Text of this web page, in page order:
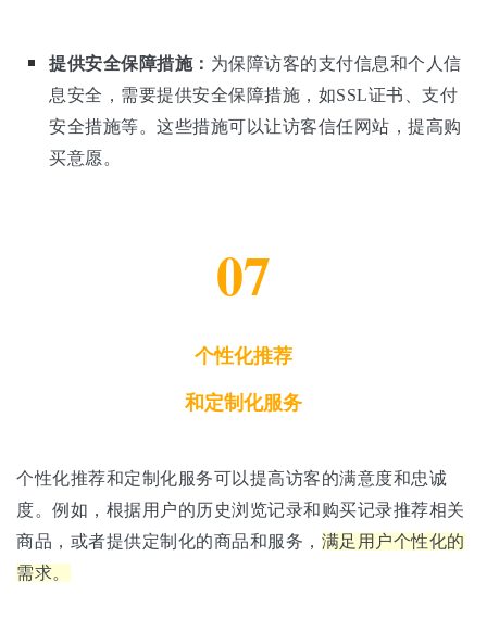
提供安全保障措施： 为保障访客的支付信息和个人信
息安全，需要提供安全保障措施，如SSL证书、支付
安全措施等。这些措施可以让访客信任网站，提高购
买意愿。
07
个性化推荐
和定制化服务
个性化推荐和定制化服务可以提高访客的满意度和忠诚
度。例如，根据用户的历史浏览记录和购买记录推荐相关
商品，或者提供定制化的商品和服务， 满足用户个性化的
需求。